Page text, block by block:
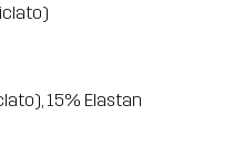
15% Elastan